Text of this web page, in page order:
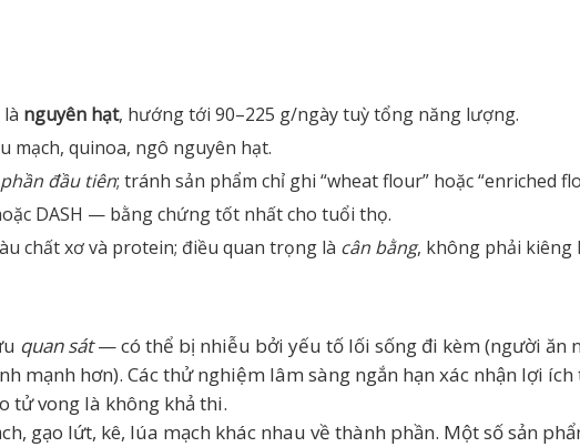
nguyên hạt, hướng tới 90–225 g/ngày tuỳ tổng năng lượng.
mạch, quinoa, ngô nguyên hạt.
đầu tiên; tránh sản phẩm chỉ ghi “wheat flour” hoặc “enriched
DASH — bằng chứng tốt nhất cho tuổi thọ.
chất xơ và protein; điều quan trọng là cân bằng, không phải kiêng
quan sát— có thể bị nhiễu bởi yếu tố lối sống đi kèm (người ăn
mạnh hơn). Các thử nghiệm lâm sàng ngắn hạn xác nhận lợi
tử vong là không khả thi.
gạo lứt, kê, lúa mạch khác nhau về thành phần. Một số sản